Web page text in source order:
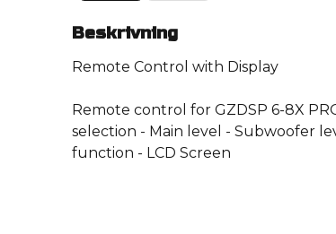
Beskrivning
Remote Control with Display
Remote control for GZDSP 6-8X
selection - Main level - Subwoofer
function - LCD Screen